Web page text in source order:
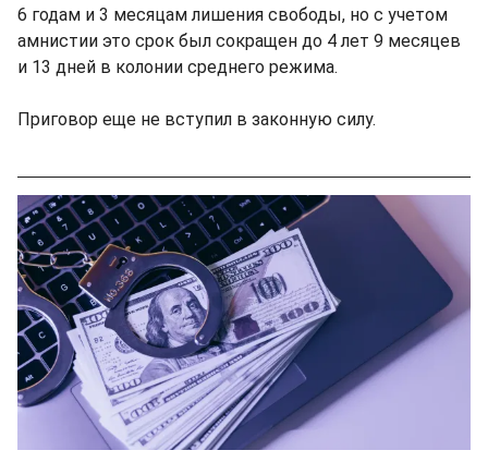
6 годам и 3 месяцам лишения свободы, но с учетом
амнистии это срок был сокращен до 4 лет 9 месяцев
и 13 дней в колонии среднего режима.
Приговор еще не вступил в законную силу.